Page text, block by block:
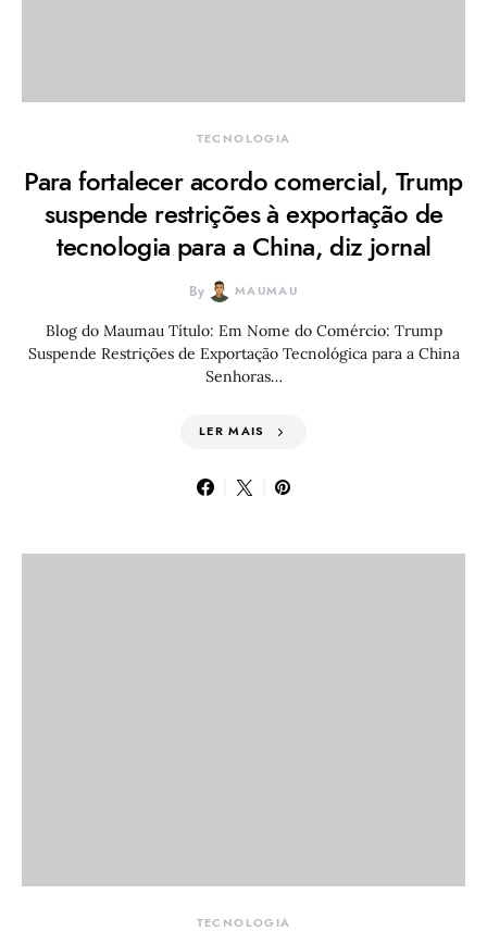
TECNOLOGIA
Para fortalecer acordo comercial, Trump
suspende restrições à exportação de
tecnologia para a China, diz jornal
By MAUMAU
Blog do Maumau Título: Em Nome do Comércio: Trump
Suspende Restrições de Exportação Tecnológica para a China
Senhoras…
LER MAIS
TECNOLOGIA